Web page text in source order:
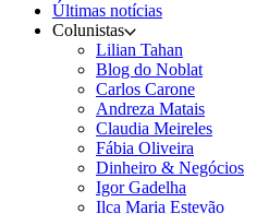
Últimas notícias
Colunistas
Lilian Tahan
Blog do Noblat
Carlos Carone
Andreza Matais
Claudia Meireles
Fábia Oliveira
Dinheiro & Negócios
Igor Gadelha
Ilca Maria Estevão